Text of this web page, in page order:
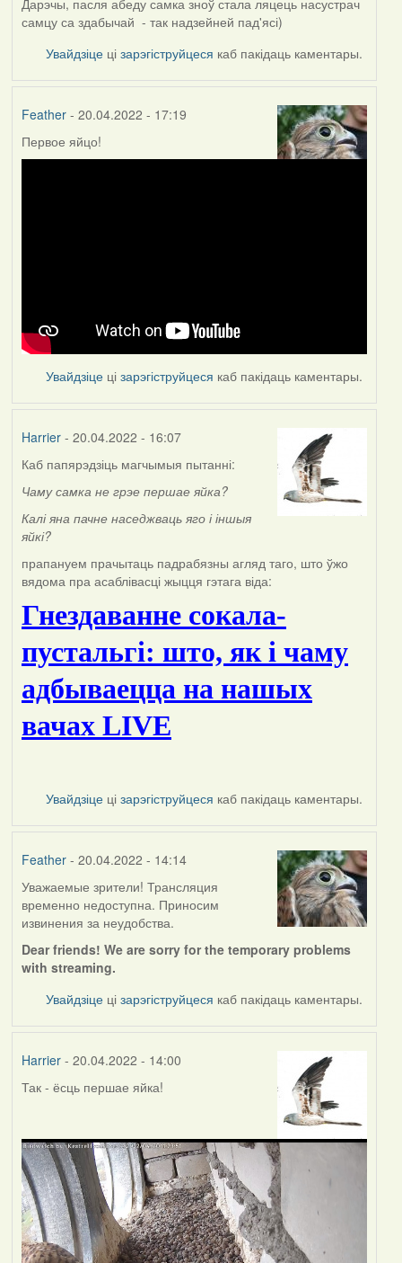
самцу са здабычай - так надзейней пад'ясі)
Увайдзіце цізарэгіструйцеся каб пакідаць каментары.
Feather- 20.04.2022 - 17:19
Первое яйцо!
Увайдзіце цізарэгіструйцеся каб пакідаць каментары.
Harrier- 20.04.2022 - 16:07
Каб папярэдзіць магчымыя пытанні:
Чаму самка не грэе першае яйка?
Калі яна пачне наседжваць яго і іншыя
яйкі?
прапануем прачытаць падрабязны агляд таго, што ўжо
вядома пра асаблівасці жыцця гэтага віда:
Гнездаванне сокала-
пустальгі: што, як і чаму
адбываецца на нашых
вачах LIVE
Увайдзіце цізарэгіструйцеся каб пакідаць каментары.
Feather- 20.04.2022 - 14:14
Уважаемые зрители! Трансляция
временно недоступна. Приносим
извинения за неудобства.
Dear friends! We are sorry for the temporary problems
with streaming.
Увайдзіце цізарэгіструйцеся каб пакідаць каментары.
Harrier- 20.04.2022 - 14:00
Так - ёсць першае яйка!